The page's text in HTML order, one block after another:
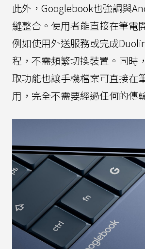
此外，Googlebook也強調與
縫整合。使用者能直接在筆電
例如使用外送服務或完成
程，不需頻繁切換裝置。同時
取功能也讓手機檔案可直接在
用，完全不需要經過任何的傳